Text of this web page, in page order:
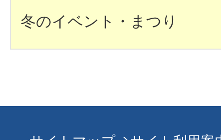
冬のイベント・まつり